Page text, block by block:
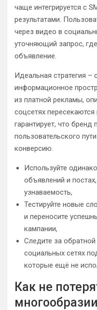
чаще интегрируется с
результатами.
через видео в
уточняющий запрос,
объявление.
Идеальная стратегия
информационное
из платной рекламы,
соцсетях
гарантирует, что
пользовательского
конверсию.
Используйте
объявлений и
узнаваемость,
Тестируйте новые
и переносите
кампании,
Следите за
социальных сетях
которые ещё не
Как не